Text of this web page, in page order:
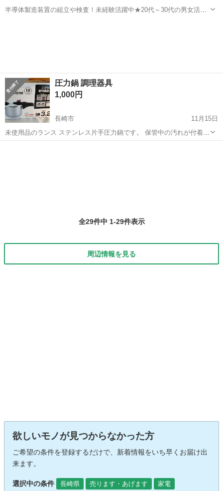
半導体製造装置の組立や検査！未経験活躍中★20代～30代の男女活躍
圧力鍋 調理器具
1,000円
長崎市
11月15日
未使用品のランス ステンレス片手圧力鍋です。 保管中の汚れが付着し
ている場合があります（全体的には拭いております） 交渉中でもお取
全29件中 1-29件表示
周辺情報を見る
欲しいモノが見つからなかった方
ご希望の条件を登録するだけで、新着情報をいち早くお届け出
来ます。
選択中の条件 長崎県 売ります・あげます
家電